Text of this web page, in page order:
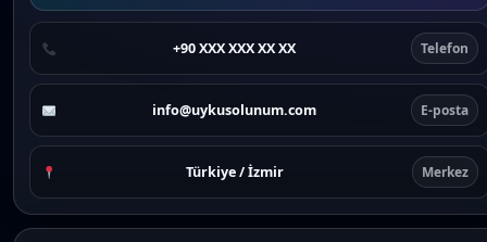
+90 XXX XXX XX XX Telefon
info@uykusolunum.com E-posta
Türkiye / İzmir Merkez